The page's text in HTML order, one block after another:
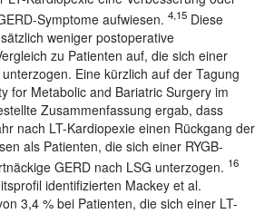
Symptome aufwiesen. 4,15 Diese
weniger postoperative
zu Patienten auf, die sich einer
Eine kürzlich auf der Tagung
for Metabolic and Bariatric Surgery im
Zusammenfassung ergab, dass
nach LT-Kardiopexie einen Rückgang der
als Patienten, die sich einer RYGB-
GERD nach LSG unterzogen. 16
identifizierten Mackey et al.
3,4 % bei Patienten, die sich einer LT-